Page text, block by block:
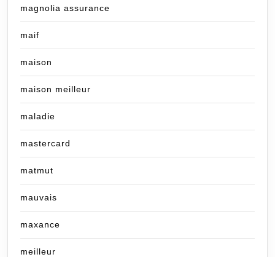
magnolia assurance
maif
maison
maison meilleur
maladie
mastercard
matmut
mauvais
maxance
meilleur